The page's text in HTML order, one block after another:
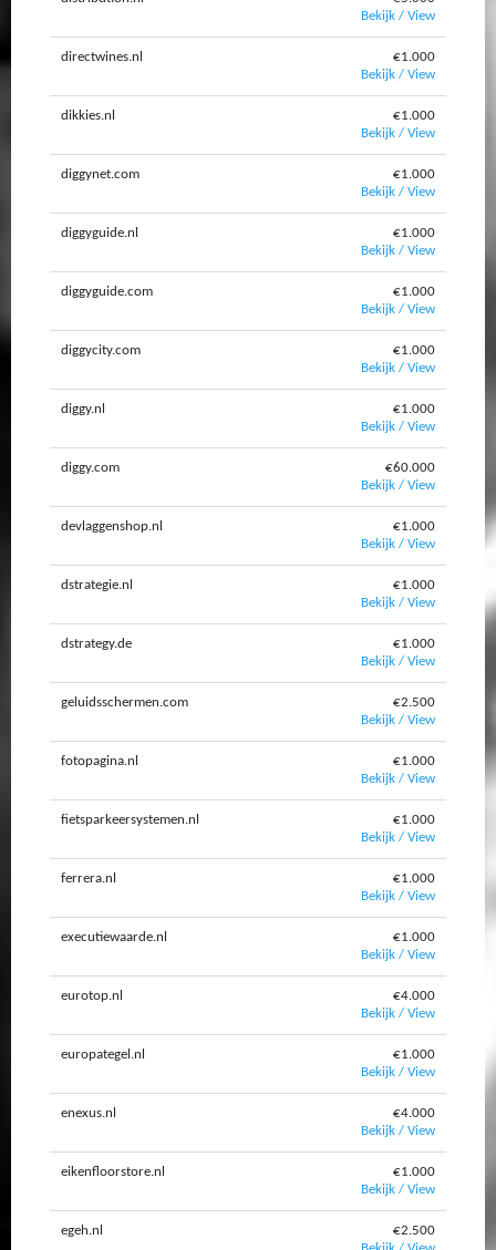
Bekijk / View
directwines.nl
€1.000
Bekijk / View
dikkies.nl
€1.000
Bekijk / View
diggynet.com
€1.000
Bekijk / View
diggyguide.nl
€1.000
Bekijk / View
diggyguide.com
€1.000
Bekijk / View
diggycity.com
€1.000
Bekijk / View
diggy.nl
€1.000
Bekijk / View
diggy.com
€60.000
Bekijk / View
devlaggenshop.nl
€1.000
Bekijk / View
dstrategie.nl
€1.000
Bekijk / View
dstrategy.de
€1.000
Bekijk / View
geluidsschermen.com
€2.500
Bekijk / View
fotopagina.nl
€1.000
Bekijk / View
fietsparkeersystemen.nl
€1.000
Bekijk / View
ferrera.nl
€1.000
Bekijk / View
executiewaarde.nl
€1.000
Bekijk / View
eurotop.nl
€4.000
Bekijk / View
europategel.nl
€1.000
Bekijk / View
enexus.nl
€4.000
Bekijk / View
eikenfloorstore.nl
€1.000
Bekijk / View
egeh.nl
€2.500